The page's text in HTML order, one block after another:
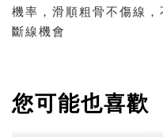
機率，滑順粗骨不傷線
斷線機會
您可能也喜歡